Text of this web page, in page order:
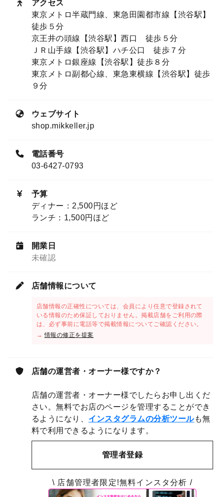
アクセス
東京メトロ半蔵門線、東急田園都市線【渋谷駅】
徒歩５分
京王井の頭線【渋谷駅】西口 徒歩５分
ＪＲ山手線【渋谷駅】ハチ公口 徒歩７分
東京メトロ銀座線【渋谷駅】徒歩８分
東京メトロ副都心線、東急東横線【渋谷駅】徒歩
９分
ウェブサイト
shop.mikkeller.jp
電話番号
03-6427-0793
予算
ディナー：2,500円ほど
ランチ：1,500円ほど
開業日
未確認
店舗情報について
店舗情報の正確性については、会員により任意で登録されて
いる情報のため保証しておりません。掲載店舗をご利用の際
は、必ず事前に電話等で掲載情報についてご確認ください。
→情報の修正を提案
店舗の運営者・オーナー様ですか？
店舗の運営者・オーナー様でしたらお申し出くだ
さい。無料でお店のページを管理することができ
るようになり、 インスタグラムの分析ツールも無
料で利用できるようになります。
管理者登録
\ 店舗管理者限定!無料インスタ分析 /